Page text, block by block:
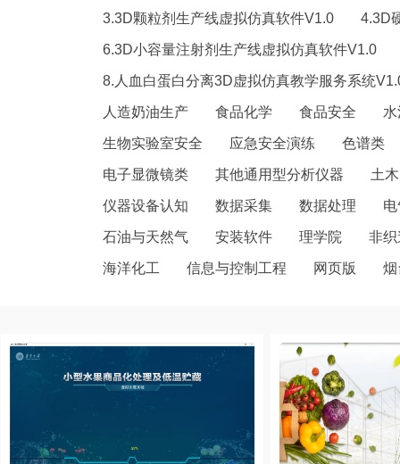
3.3D颗粒剂生产线虚拟仿真软件V1.0 4.3D
6.3D小容量注射剂生产线虚拟仿真软件V1.0
8.人血白蛋白分离3D虚拟仿真教学服务系统
人造奶油生产 食品化学 食品安全
生物实验室安全 应急安全演练 色谱类
电子显微镜类 其他通用型分析仪器 土
仪器设备认知 数据采集 数据处理
石油与天然气 安装软件 理学院 非
海洋化工 信息与控制工程 网页版 烟